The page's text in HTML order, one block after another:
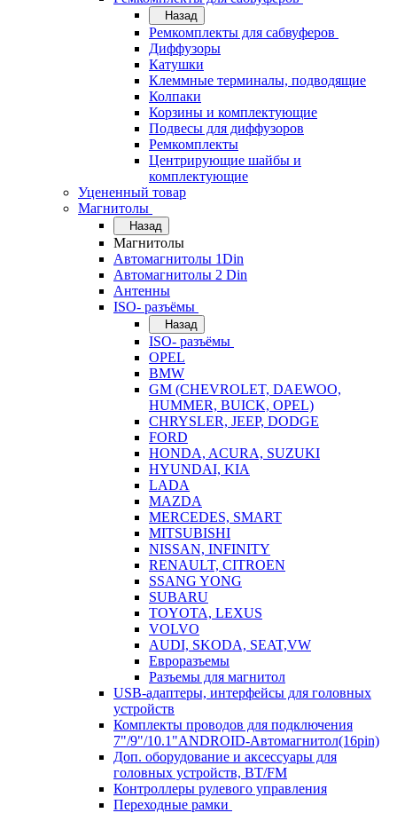
Назад
Ремкомплекты для сабвуферов
Диффузоры
Катушки
Клеммные терминалы, подводящие
Колпаки
Корзины и комплектующие
Подвесы для диффузоров
Ремкомплекты
Центрирующие шайбы и
комплектующие
Уцененный товар
Магнитолы
Назад
Магнитолы
Автомагнитолы 1Din
Автомагнитолы 2 Din
Антенны
ISO- разъёмы
Назад
ISO- разъёмы
OPEL
BMW
GM (CHEVROLET, DAEWOO,
HUMMER, BUICK, OPEL)
CHRYSLER, JEEP, DODGE
FORD
HONDA, ACURA, SUZUKI
HYUNDAI, KIA
LADA
MAZDA
MERCEDES, SMART
MITSUBISHI
NISSAN, INFINITY
RENAULT, CITROEN
SSANG YONG
SUBARU
TOYOTA, LEXUS
VOLVO
AUDI, SKODA, SEAT,VW
Евроразъемы
Разъемы для магнитол
USB-адаптеры, интерфейсы для головных
устройств
Комплекты проводов для подключения
7"/9"/10.1"ANDROID-Автомагнитол(16pin)
Доп. оборудование и аксессуары для
головных устройств, BT/FM
Контроллеры рулевого управления
Переходные рамки